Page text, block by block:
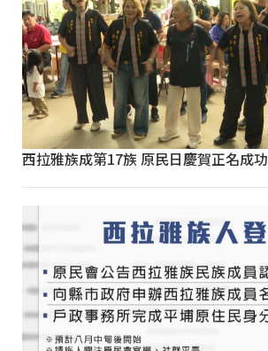
西拉雅族成第17族 原民日慶賀正名成功